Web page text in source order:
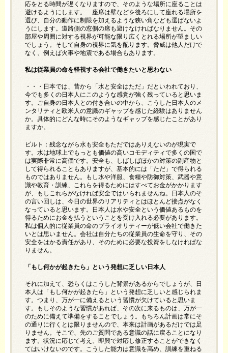
応をとる時間が遅くなりますので、そのような場所に座ることは
避けるようにします。 座席は壁などを後ろにして座れる場所を
選び、自分の動作に制限を加えるような狭い角なども選ばないよ
うにします。道路側の窓側の席も避けなければなりません。その
部屋や周囲に対する視界が可能な限り広くとれる場所が望ましい
でしょう。そして自身の視界に気を配ります。脅威は他人だけで
なく、例えば火事や地震である場合もあります。
私は従業員の命を軽視する会社で働きたいと思わない
・・・日本では、昔から「水と安全はただ」だといわれており、
今でも多くの日本人にこのような感覚が強く残っていると思いま
す。ご自身の日本人との付き合いの中から、こうした日本人のメ
ンタリティと欧米人の意識のギャップを感じた経験はありません
か。具体的にどんな時にそのようなギャップを感じたことがあり
ますか。
ビルト：残念ながら水も安全もただではありえないのが現実で
す。水は地球上でもっとも価値の高いコモディティで多くの国で
は実際非常に高価です。安全も、しばしばほかの対策の副産物と
して得られることもありますが、基本的には「ただ」で得られる
ものではありません。もし水や洋服、食糧や防御対策、武器や意
識や教育・訓練、これらを得るためにはすべてお金がかかります
が、もしこれらがなければ安全ではいられませんね。日本人のそ
の言い回しは、今日の世界のリアリティとはほとんど接点がなく
なっていると思います。日本人は水や安全という価値あるものを
得るためにお金を払うということを受け入れる必要があります。
私は個人的に従業員の命のプライオリティーが低い会社で働きた
いとは思いません。会社は自分たちの従業員の生命を守り、その
安全をはかる責任があり、そのために必要な投資をしなければな
りません。
「もし何かが起きたら」という発想に乏しい日本人
それに加えて、恐らくはこうした背景があるからでしょうが、日
本人は「もし何かが起きたら」という発想に乏しいと感じられま
す。つまり、万が一に備えるという習慣が欠けていると思いま
す。もしそのような習慣があれば、その次に来るものは、万が一
のために備えて準備をすることでしょう。もちろん計画は常にそ
の通りに行くとは限りませんので、本来は計画があるだけでは足
りません。そこで、先のご質問である意識の話に戻ることになり
ます。状況に応じて考え、即興で対応し修正することができなく
てはいけないのです。こうした能力は意識を高め、訓練を重ねる